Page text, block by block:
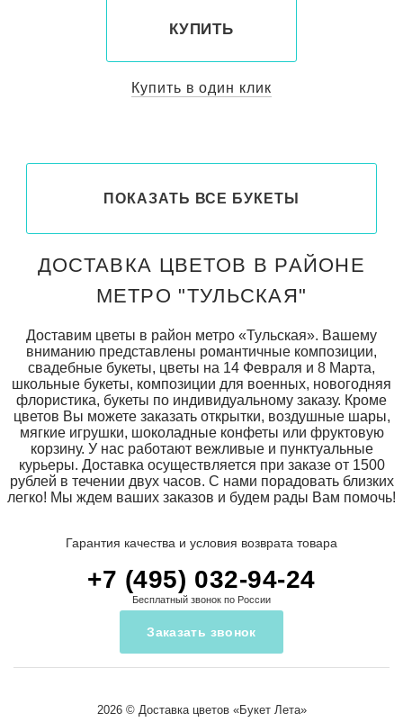
КУПИТЬ
Купить в один клик
ПОКАЗАТЬ ВСЕ БУКЕТЫ
ДОСТАВКА ЦВЕТОВ В РАЙОНЕ
МЕТРО "ТУЛЬСКАЯ"
Доставим цветы в район метро «Тульская». Вашему
вниманию представлены романтичные композиции,
свадебные букеты, цветы на 14 Февраля и 8 Марта,
школьные букеты, композиции для военных, новогодняя
флористика, букеты по индивидуальному заказу. Кроме
цветов Вы можете заказать открытки, воздушные шары,
мягкие игрушки, шоколадные конфеты или фруктовую
корзину. У нас работают вежливые и пунктуальные
курьеры. Доставка осуществляется при заказе от 1500
рублей в течении двух часов. С нами порадовать близких
легко! Мы ждем ваших заказов и будем рады Вам помочь!
Гарантия качества и условия возврата товара
+7 (495) 032-94-24
Бесплатный звонок по России
Заказать звонок
2026 © Доставка цветов«Букет Лета»